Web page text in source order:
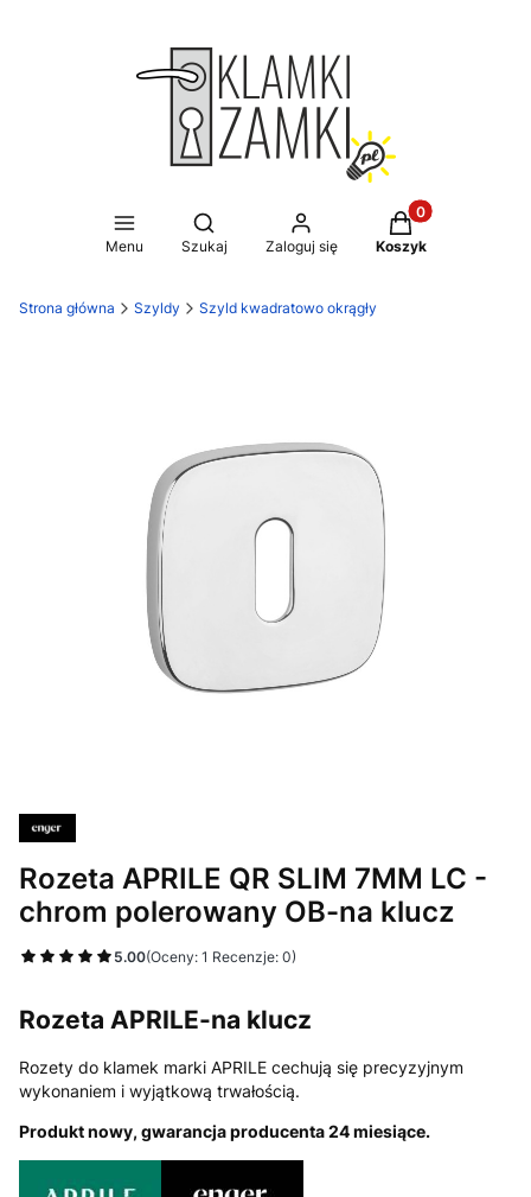
Menu
Otwórz wyszukiwarkę
Szukaj Zaloguj się
Produkty w
Koszyk
Strona główna Szyldy Szyld kwadratowo okrągły
Rozeta APRILE QR SLIM 7MM LC -
chrom polerowany OB-na klucz
5.00(Oceny: 1 Recenzje: 0)
Rozeta APRILE-na klucz
Rozety do klamek marki APRILE cechują się precyzyjnym
wykonaniem i wyjątkową trwałością.
Produkt nowy, gwarancja producenta 24 miesiące.